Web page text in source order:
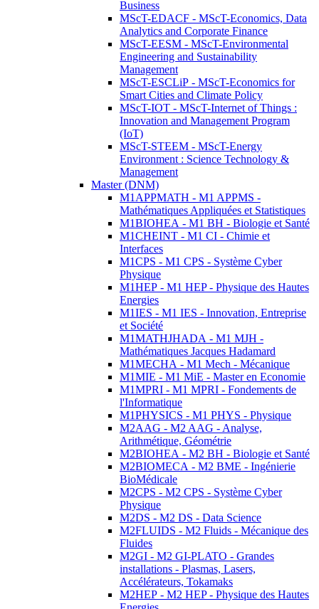
Business
MScT-EDACF - MScT-Economics, Data
Analytics and Corporate Finance
MScT-EESM - MScT-Environmental
Engineering and Sustainability
Management
MScT-ESCLiP - MScT-Economics for
Smart Cities and Climate Policy
MScT-IOT - MScT-Internet of Things :
Innovation and Management Program
(IoT)
MScT-STEEM - MScT-Energy
Environment : Science Technology &
Management
Master (DNM)
M1APPMATH - M1 APPMS -
Mathématiques Appliquées et Statistiques
M1BIOHEA - M1 BH - Biologie et Santé
M1CHEINT - M1 CI - Chimie et
Interfaces
M1CPS - M1 CPS - Système Cyber
Physique
M1HEP - M1 HEP - Physique des Hautes
Energies
M1IES - M1 IES - Innovation, Entreprise
et Société
M1MATHJHADA - M1 MJH -
Mathématiques Jacques Hadamard
M1MECHA - M1 Mech - Mécanique
M1MIE - M1 MiE - Master en Economie
M1MPRI - M1 MPRI - Fondements de
l'Informatique
M1PHYSICS - M1 PHYS - Physique
M2AAG - M2 AAG - Analyse,
Arithmétique, Géométrie
M2BIOHEA - M2 BH - Biologie et Santé
M2BIOMECA - M2 BME - Ingénierie
BioMédicale
M2CPS - M2 CPS - Système Cyber
Physique
M2DS - M2 DS - Data Science
M2FLUIDS - M2 Fluids - Mécanique des
Fluides
M2GI - M2 GI-PLATO - Grandes
installations - Plasmas, Lasers,
Accélérateurs, Tokamaks
M2HEP - M2 HEP - Physique des Hautes